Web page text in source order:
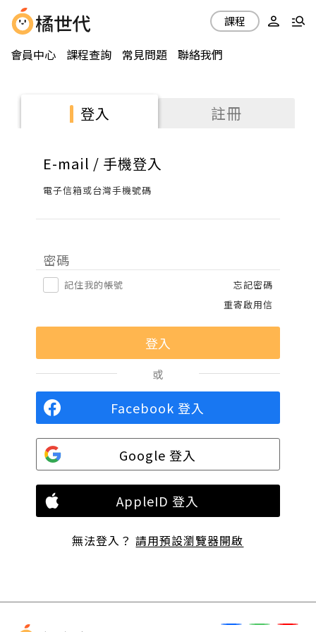
會員中心 課程查詢 常見問題 聯絡我們
課程
登入 註冊
E-mail / 手機登入
電子信箱或台灣手機號碼
密碼
記住我的帳號
忘記密碼
重寄啟用信
或
Facebook 登入
Google 登入
AppleID 登入
無法登入？請用預設瀏覽器開啟